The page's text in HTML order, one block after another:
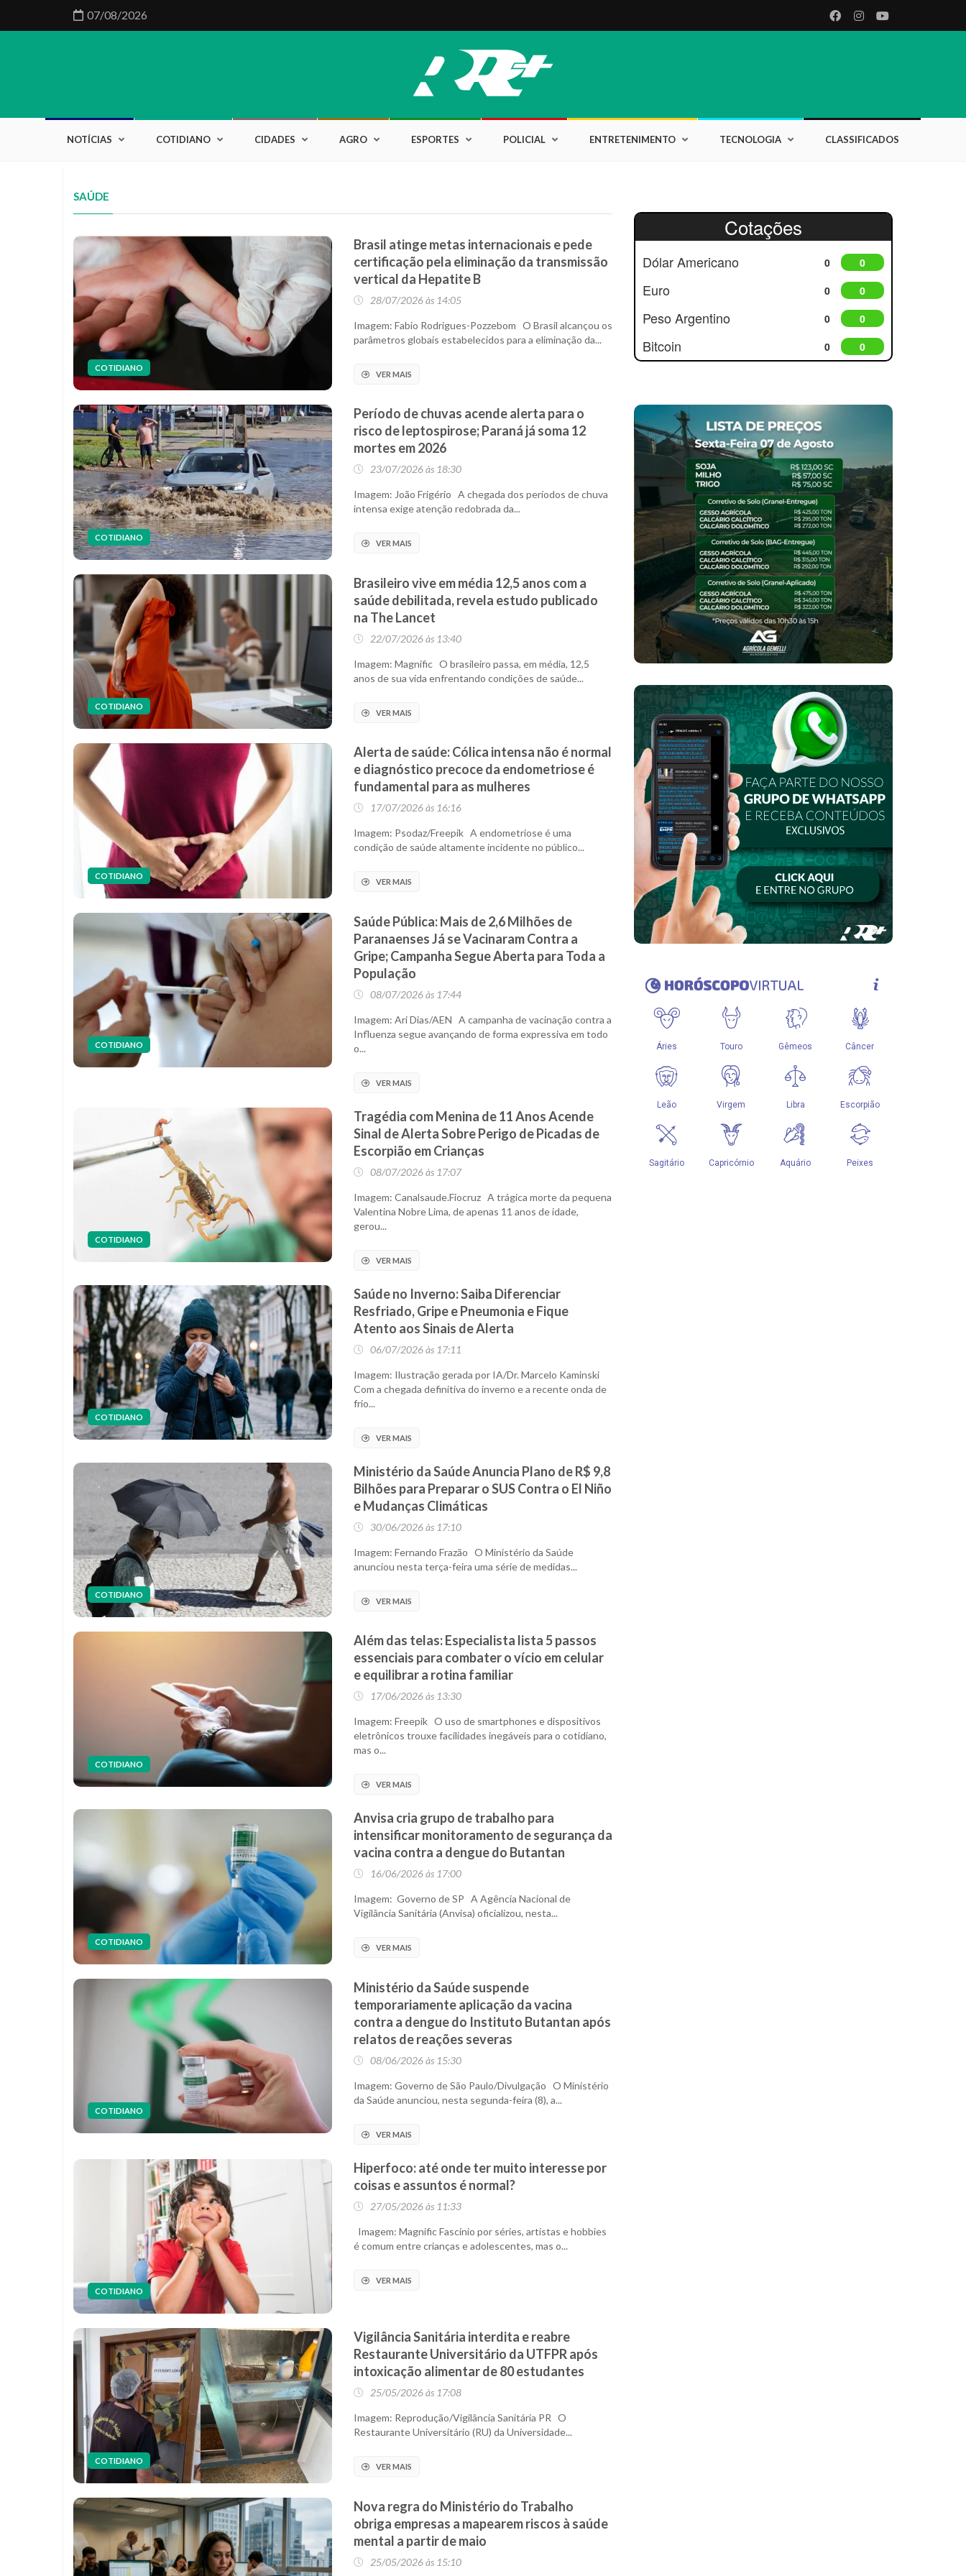
07/08/2026
NOTÍCIAS COTIDIANO CIDADES AGRO ESPORTES POLICIAL ENTRETENIMENTO TECNOLOGIA CLASSIFICADOS
SAÚDE
COTIDIANO
Brasil atinge metas internacionais e pede
certificação pela eliminação da transmissão
vertical da Hepatite B
28/07/2026 às 14:05
Imagem: Fabio Rodrigues-Pozzebom O Brasil alcançou os
parâmetros globais estabelecidos para a eliminação da...
VER MAIS
COTIDIANO
Período de chuvas acende alerta para o
risco de leptospirose; Paraná já soma 12
mortes em 2026
23/07/2026 às 18:30
Imagem: João Frigério A chegada dos períodos de chuva
intensa exige atenção redobrada da...
VER MAIS
COTIDIANO
Brasileiro vive em média 12,5 anos com a
saúde debilitada, revela estudo publicado
na The Lancet
22/07/2026 às 13:40
Imagem: Magnific O brasileiro passa, em média, 12,5
anos de sua vida enfrentando condições de saúde...
VER MAIS
COTIDIANO
Alerta de saúde: Cólica intensa não é normal
e diagnóstico precoce da endometriose é
fundamental para as mulheres
17/07/2026 às 16:16
Imagem: Psodaz/Freepik A endometriose é uma
condição de saúde altamente incidente no público...
VER MAIS
COTIDIANO
Saúde Pública: Mais de 2,6 Milhões de
Paranaenses Já se Vacinaram Contra a
Gripe; Campanha Segue Aberta para Toda a
População
08/07/2026 às 17:44
Imagem: Ari Dias/AEN A campanha de vacinação contra a
Influenza segue avançando de forma expressiva em todo
o...
VER MAIS
COTIDIANO
Tragédia com Menina de 11 Anos Acende
Sinal de Alerta Sobre Perigo de Picadas de
Escorpião em Crianças
08/07/2026 às 17:07
Imagem: Canalsaude.Fiocruz A trágica morte da pequena
Valentina Nobre Lima, de apenas 11 anos de idade,
gerou...
VER MAIS
COTIDIANO
Saúde no Inverno: Saiba Diferenciar
Resfriado, Gripe e Pneumonia e Fique
Atento aos Sinais de Alerta
06/07/2026 às 17:11
Imagem: Ilustração gerada por IA/Dr. Marcelo Kaminski
Com a chegada definitiva do inverno e a recente onda de
frio...
VER MAIS
COTIDIANO
Ministério da Saúde Anuncia Plano de R$ 9,8
Bilhões para Preparar o SUS Contra o El Niño
e Mudanças Climáticas
30/06/2026 às 17:10
Imagem: Fernando Frazão O Ministério da Saúde
anunciou nesta terça-feira uma série de medidas...
VER MAIS
COTIDIANO
Além das telas: Especialista lista 5 passos
essenciais para combater o vício em celular
e equilibrar a rotina familiar
17/06/2026 às 13:30
Imagem: Freepik O uso de smartphones e dispositivos
eletrônicos trouxe facilidades inegáveis para o cotidiano,
mas o...
VER MAIS
COTIDIANO
Anvisa cria grupo de trabalho para
intensificar monitoramento de segurança da
vacina contra a dengue do Butantan
16/06/2026 às 17:00
Imagem: Governo de SP A Agência Nacional de
Vigilância Sanitária (Anvisa) oficializou, nesta...
VER MAIS
COTIDIANO
Ministério da Saúde suspende
temporariamente aplicação da vacina
contra a dengue do Instituto Butantan após
relatos de reações severas
08/06/2026 às 15:30
Imagem: Governo de São Paulo/Divulgação O Ministério
da Saúde anunciou, nesta segunda-feira (8), a...
VER MAIS
COTIDIANO
Hiperfoco: até onde ter muito interesse por
coisas e assuntos é normal?
27/05/2026 às 11:33
Imagem: Magnific Fascínio por séries, artistas e hobbies
é comum entre crianças e adolescentes, mas o...
VER MAIS
COTIDIANO
Vigilância Sanitária interdita e reabre
Restaurante Universitário da UTFPR após
intoxicação alimentar de 80 estudantes
25/05/2026 às 17:08
Imagem: Reprodução/Vigilância Sanitária PR O
Restaurante Universitário (RU) da Universidade...
VER MAIS
Nova regra do Ministério do Trabalho
obriga empresas a mapearem riscos à saúde
mental a partir de maio
25/05/2026 às 15:10
Cotações
Dólar Americano 0 0
Euro 0 0
Peso Argentino 0 0
Bitcoin 0 0